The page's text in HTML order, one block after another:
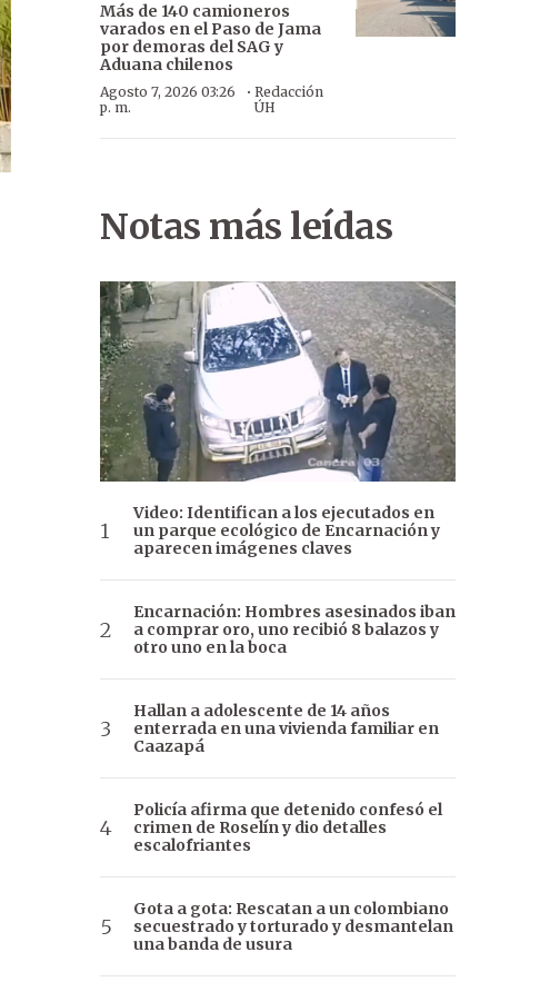
Más de 140 camioneros
varados en el Paso de Jama
por demoras del SAG y
Aduana chilenos
Agosto 7, 2026 03:26
p. m.
·Redacción
ÚH
Notas más leídas
Video: Identifican a los ejecutados en
un parque ecológico de Encarnación y
aparecen imágenes claves
Encarnación: Hombres asesinados iban
a comprar oro, uno recibió 8 balazos y
otro uno en la boca
Hallan a adolescente de 14 años
enterrada en una vivienda familiar en
Caazapá
Policía afirma que detenido confesó el
crimen de Roselín y dio detalles
escalofriantes
Gota a gota: Rescatan a un colombiano
secuestrado y torturado y desmantelan
una banda de usura